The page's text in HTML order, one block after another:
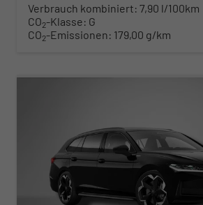
Verbrauch kombiniert: 7,90 l/100km
CO2-Klasse: G
CO2-Emissionen: 179,00 g/km